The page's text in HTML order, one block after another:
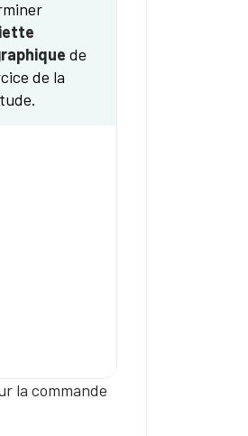
de
de la
la commande